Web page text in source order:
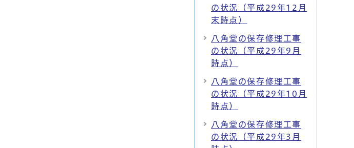
の状況（平成29年12月
末時点）
八角堂の保存修理工事
の状況（平成29年9月
時点）
八角堂の保存修理工事
の状況（平成29年10月
時点）
八角堂の保存修理工事
の状況（平成29年3月